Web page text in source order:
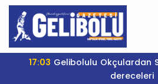
17:03
dereceleri